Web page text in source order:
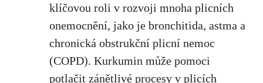
klíčovou roli v rozvoji mnoha plicních
onemocnění, jako je bronchitida, astma a
⁤chronická obstrukční plicní nemoc
(COPD). ⁢Kurkumin může pomoci
potlačit ‌zánětlivé procesy ‌v plicích